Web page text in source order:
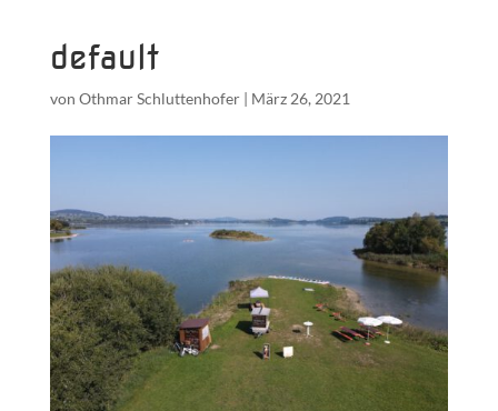
default
von Othmar Schluttenhofer| März 26, 2021